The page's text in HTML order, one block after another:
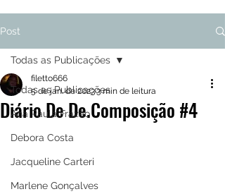
Post
Todas as Publicações
Ana Paula Frazão
Debora Costa
Jacqueline Carteri
Marlene Gonçalves
Todas as Publicações
Diário De De.Composição #4
filetto666
5 de jan. de 20233 min de leitura